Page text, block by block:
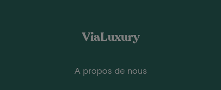
ViaLuxury
A propos de nous